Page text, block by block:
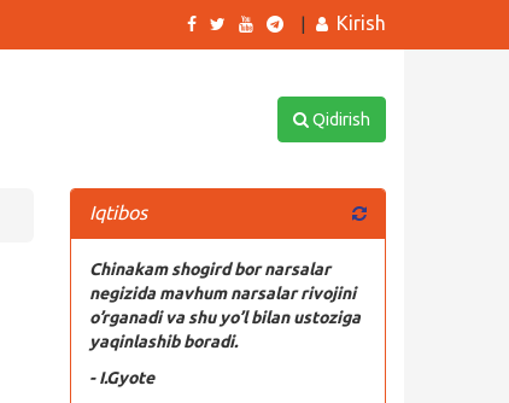
Kirish
Qidirish
Iqtibos
Chinakam shogird bor narsalar
negizida mavhum narsalar rivojini
o’rganadi va shu yo’l bilan ustoziga
yaqinlashib boradi.
- I.Gyote